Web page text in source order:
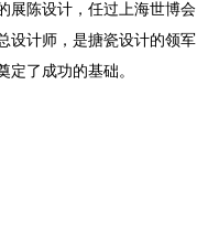
展陈设计，任过上海世博会
设计师，是搪瓷设计的领军
了成功的基础。